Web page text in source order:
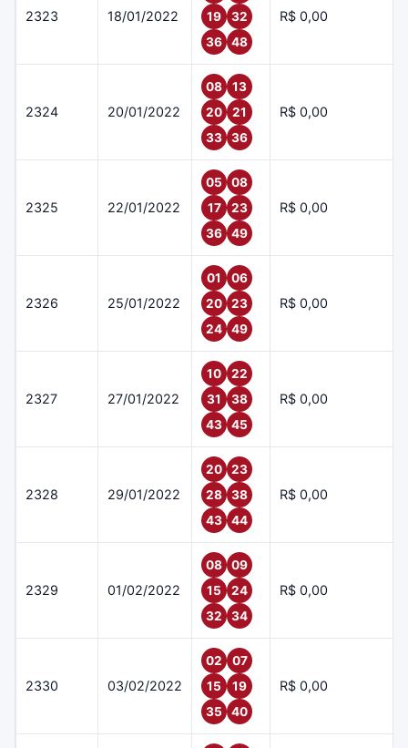
2323 18/01/2022
19
32
36
48
R$ 0,00
2324 20/01/2022
08
13
20
21
33
36
R$ 0,00
2325 22/01/2022
05
08
17
23
36
49
R$ 0,00
2326 25/01/2022
01
06
20
23
24
49
R$ 0,00
2327 27/01/2022
10
22
31
38
43
45
R$ 0,00
2328 29/01/2022
20
23
28
38
43
44
R$ 0,00
2329 01/02/2022
08
09
15
24
32
34
R$ 0,00
2330 03/02/2022
02
07
15
19
35
40
R$ 0,00